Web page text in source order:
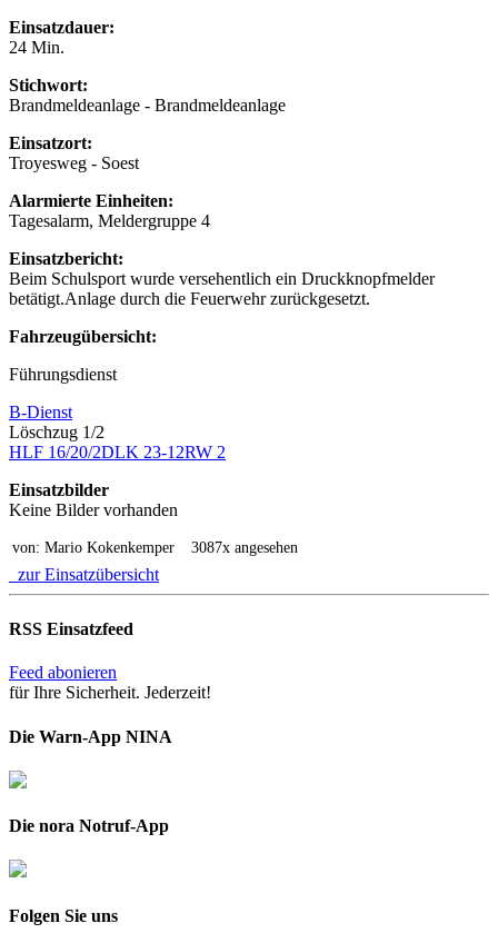
Einsatzdauer:
24 Min.
Stichwort:
Brandmeldeanlage - Brandmeldeanlage
Einsatzort:
Troyesweg - Soest
Alarmierte Einheiten:
Tagesalarm, Meldergruppe 4
Einsatzbericht:
Beim Schulsport wurde versehentlich ein Druckknopfmelder
betätigt.Anlage durch die Feuerwehr zurückgesetzt.
Fahrzeugübersicht:
Führungsdienst
B-Dienst
Löschzug 1/2
HLF 16/20/2DLK 23-12RW 2
Einsatzbilder
Keine Bilder vorhanden
von: Mario Kokenkemper 3087x angesehen
zur Einsatzübersicht
RSS Einsatzfeed
Feed abonieren
für Ihre Sicherheit. Jederzeit!
Die Warn-App NINA
Die nora Notruf-App
Folgen Sie uns